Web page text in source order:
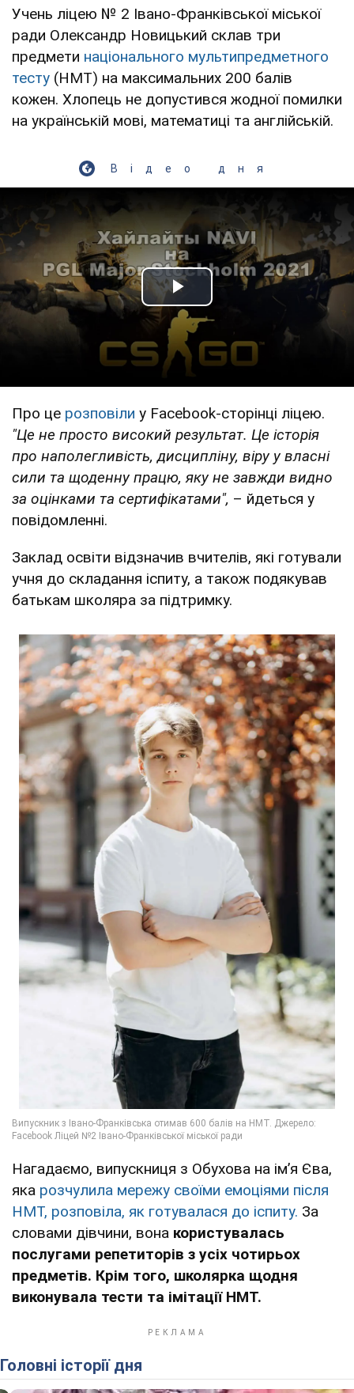
Учень ліцею № 2 Івано-Франківської міської
ради Олександр Новицький склав три
предмети національного мультипредметного
тесту (НМТ) на максимальних 200 балів
кожен. Хлопець не допустився жодної помилки
на українській мові, математиці та англійській.
Відео дня
Play Video
Про це розповіли у Facebook-сторінці ліцею.
"Це не просто високий результат. Це історія
про наполегливість, дисципліну, віру у власні
сили та щоденну працю, яку не завжди видно
за оцінками та сертифікатами", – йдеться у
повідомленні.
Заклад освіти відзначив вчителів, які готували
учня до складання іспиту, а також подякував
батькам школяра за підтримку.
Нагадаємо, випускниця з Обухова на імʼя Єва,
яка розчулила мережу своїми емоціями після
НМТ, розповіла, як готувалася до іспиту. За
словами дівчини, вона користувалась
послугами репетиторів з усіх чотирьох
предметів. Крім того, школярка щодня
виконувала тести та імітації НМТ.
Головні історії дня